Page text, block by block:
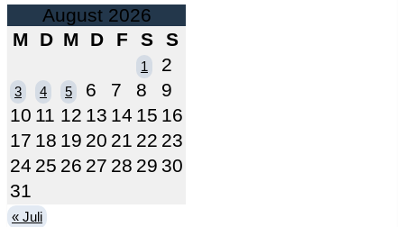
August 2026
M
D M D F S S
1 2
3 4 5 6 7 8
9
10 11 12 13 14 15 16
17 18 19 20 21 22 23
24 25 26 27 28 29 30
31
« Juli